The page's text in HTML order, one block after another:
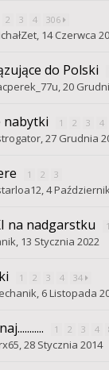
2 3 4 306
, 14 Czerwca
do Polski
,20
nabytki 1 2 3 4
,27 Grudnia
1 2 3
,4
na nadgarstku 1
, 13 Stycznia 2022
1 2 3 4 34
, 6 Listopada
1 2 3 4
,28 Stycznia 2014